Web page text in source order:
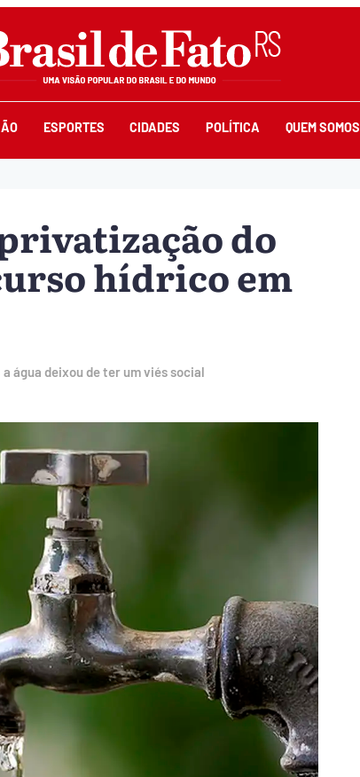
ESPORTES CIDADES POLÍTICA QUEM SOMOS
do
hídrico em
água deixou de ter um viés social